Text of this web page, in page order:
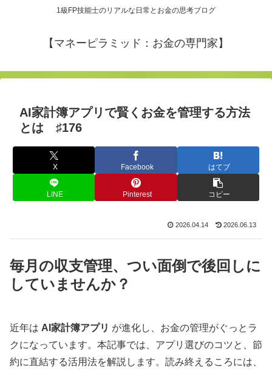
1級FP技能士のリアルな日常とお金の思考ブログ
【マネーピラミッド：お金の専門家】
AI家計簿アプリで賢くお金を管理する方法
とは ♯176
X Facebook はてブ
LINE Pinterest コピー
2026.04.14 2026.06.13
毎月の収支管理、つい面倒で後回しに
していませんか？
近年は AI家計簿アプリ が進化し、お金の管理がぐっとラ
クになっています。本記事では、アプリ選びのコツと、節
約に直結する活用法を解説します。読み終えるころには、